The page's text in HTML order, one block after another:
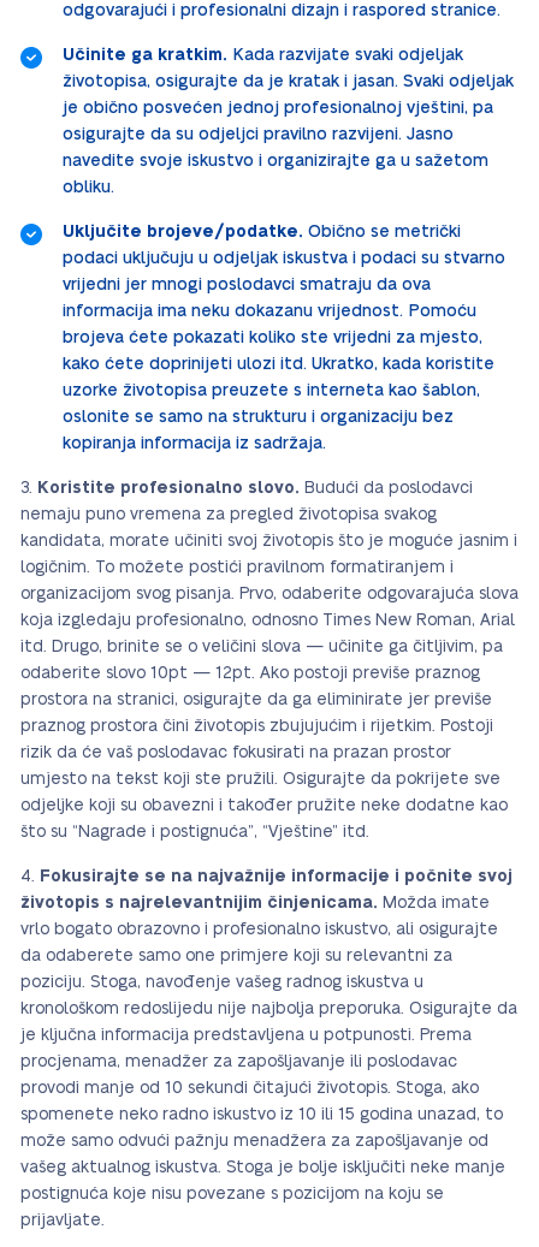
odgovarajući i profesionalni dizajn i raspored stranice.
Učinite ga kratkim. Kada razvijate svaki odjeljak
životopisa, osigurajte da je kratak i jasan. Svaki odjeljak
je obično posvećen jednoj profesionalnoj vještini, pa
osigurajte da su odjeljci pravilno razvijeni. Jasno
navedite svoje iskustvo i organizirajte ga u sažetom
obliku.
Uključite brojeve/podatke. Obično se metrički
podaci uključuju u odjeljak iskustva i podaci su stvarno
vrijedni jer mnogi poslodavci smatraju da ova
informacija ima neku dokazanu vrijednost. Pomoću
brojeva ćete pokazati koliko ste vrijedni za mjesto,
kako ćete doprinijeti ulozi itd. Ukratko, kada koristite
uzorke životopisa preuzete s interneta kao šablon,
oslonite se samo na strukturu i organizaciju bez
kopiranja informacija iz sadržaja.
Koristite profesionalno slovo. Budući da poslodavci
nemaju puno vremena za pregled životopisa svakog
kandidata, morate učiniti svoj životopis što je moguće jasnim i
logičnim. To možete postići pravilnom formatiranjem i
organizacijom svog pisanja. Prvo, odaberite odgovarajuća slova
koja izgledaju profesionalno, odnosno Times New Roman, Arial
itd. Drugo, brinite se o veličini slova — učinite ga čitljivim, pa
odaberite slovo 10pt — 12pt. Ako postoji previše praznog
prostora na stranici, osigurajte da ga eliminirate jer previše
praznog prostora čini životopis zbujujućim i rijetkim. Postoji
rizik da će vaš poslodavac fokusirati na prazan prostor
umjesto na tekst koji ste pružili. Osigurajte da pokrijete sve
odjeljke koji su obavezni i također pružite neke dodatne kao
što su “Nagrade i postignuća”, “Vještine” itd.
Fokusirajte se na najvažnije informacije i počnite svoj
životopis s najrelevantnijim činjenicama. Možda imate
vrlo bogato obrazovno i profesionalno iskustvo, ali osigurajte
da odaberete samo one primjere koji su relevantni za
poziciju. Stoga, navođenje vašeg radnog iskustva u
kronološkom redoslijedu nije najbolja preporuka. Osigurajte da
je ključna informacija predstavljena u potpunosti. Prema
procjenama, menadžer za zapošljavanje ili poslodavac
provodi manje od 10 sekundi čitajući životopis. Stoga, ako
spomenete neko radno iskustvo iz 10 ili 15 godina unazad, to
može samo odvući pažnju menadžera za zapošljavanje od
vašeg aktualnog iskustva. Stoga je bolje isključiti neke manje
postignuća koje nisu povezane s pozicijom na koju se
prijavljate.